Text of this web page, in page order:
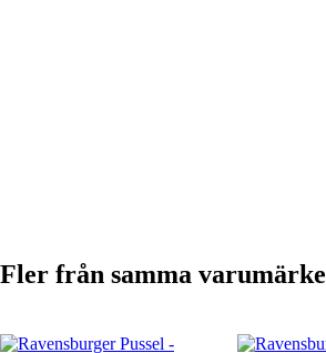
Fler från samma varumärke